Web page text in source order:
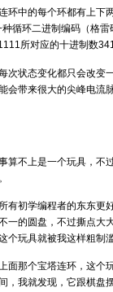
环中的每个环都有上下
循环二进制编码（格
所对应的十进制数
次状态变化都只会改变
会带来很大的尖峰电流
算不上是一个玩具，不
有初学编程者的东东更
一的圆盘，不过撕点大
个玩具就被我这样粗制
面那个宝塔连环，这个
，我就发现，它跟棋